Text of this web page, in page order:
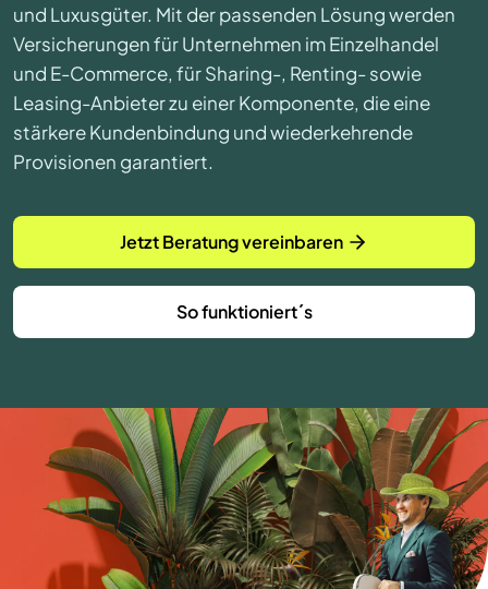
und Luxusgüter. Mit der passenden Lösung werden
Versicherungen für Unternehmen im Einzelhandel
und E-Commerce, für Sharing-, Renting- sowie
Leasing-Anbieter zu einer Komponente, die eine
stärkere Kundenbindung und wiederkehrende
Provisionen garantiert.
Jetzt Beratung vereinbaren
So funktioniert´s